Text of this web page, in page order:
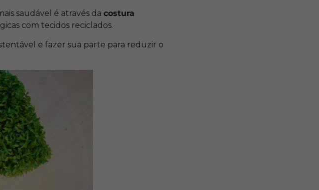
saudável é através dacostura
com tecidos reciclados.
e fazer sua parte para reduzir o